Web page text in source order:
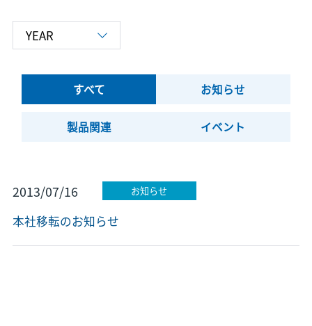
すべて お知らせ
製品関連 イベント
2013/07/16 お知らせ
本社移転のお知らせ